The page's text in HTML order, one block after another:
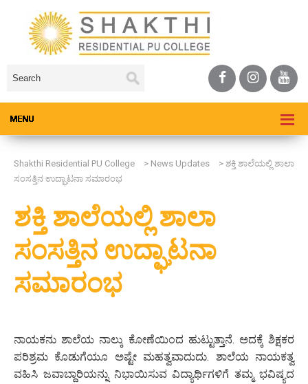
Shakthi Residential PU College > News Updates > ಶಕ್ತಿ ಶಾಲೆಯಲ್ಲಿ ಶಾಲಾ
ಸಂಸತ್ತಿನ ಉದ್ಘಾಟನಾ ಸಮಾರಂಭ
ಶಕ್ತಿ ಶಾಲೆಯಲ್ಲಿ ಶಾಲಾ
ಸಂಸತ್ತಿನ ಉದ್ಘಾಟನಾ
ಸಮಾರಂಭ
ನಾಯಕನು ಶಾಲೆಯ ನಾಲ್ಕು ಕೋಣೆಯಿಂದ ಹುಟ್ಟುತ್ತಾನೆ. ಅದಕ್ಕೆ ಶಿಕ್ಷಕರ
ಪರಿಶ್ರಮ ಕೊಡುಗೆಯೂ ಅಷ್ಟೇ ಮಹತ್ವವಾದುದು. ಶಾಲೆಯ ನಾಯಕತ್ವ
ವಹಿಸಿ ಜವಾಬ್ದಾರಿಯನ್ನು ನಿಭಾಯಿಸುವ ವಿದ್ಯಾರ್ಥಿಗಳಿಗೆ ತಮ್ಮ ಭವಿಷ್ಯದ